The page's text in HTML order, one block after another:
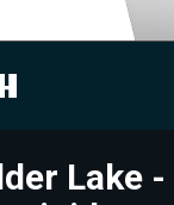
Lake -